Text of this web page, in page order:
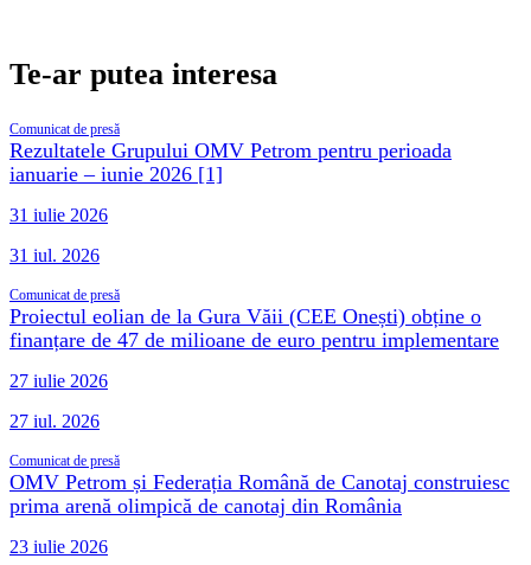
Te-ar putea interesa
Comunicat de presă
Rezultatele Grupului OMV Petrom pentru perioada
ianuarie – iunie 2026 [1]
31 iulie 2026
31 iul. 2026
Comunicat de presă
Proiectul eolian de la Gura Văii (CEE Onești) obține o
finanțare de 47 de milioane de euro pentru implementare
27 iulie 2026
27 iul. 2026
Comunicat de presă
OMV Petrom și Federația Română de Canotaj construiesc
prima arenă olimpică de canotaj din România
23 iulie 2026